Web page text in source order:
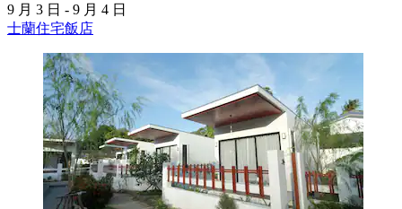
9 月 3 日 - 9 月 4 日
士蘭住宅飯店